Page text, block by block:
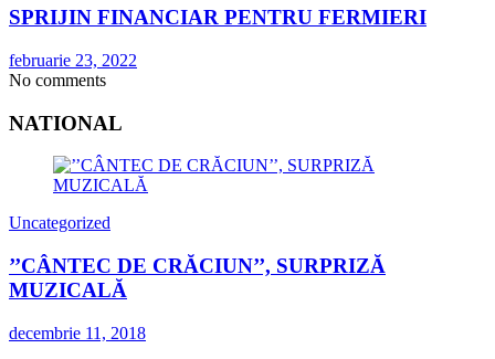
SPRIJIN FINANCIAR PENTRU FERMIERI
februarie 23, 2022
No comments
NATIONAL
Uncategorized
’’CÂNTEC DE CRĂCIUN’’, SURPRIZĂ
MUZICALĂ
decembrie 11, 2018